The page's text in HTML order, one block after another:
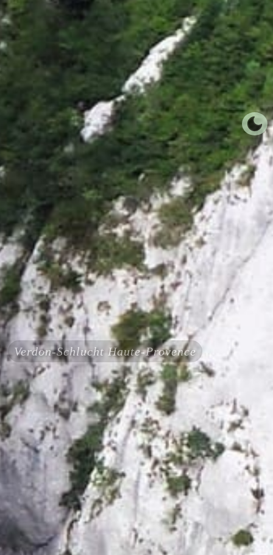
Verdon-Schlucht Haute-Provence